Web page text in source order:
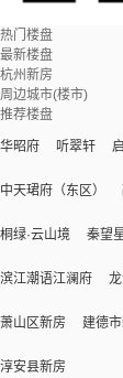
热门楼盘
最新楼盘
杭州新房
周边城市(楼市)
推荐楼盘
华昭府 听翠轩
中天珺府（东区）
桐绿·云山境 秦望
滨江潮语江澜府
萧山区新房 建德
淳安县新房